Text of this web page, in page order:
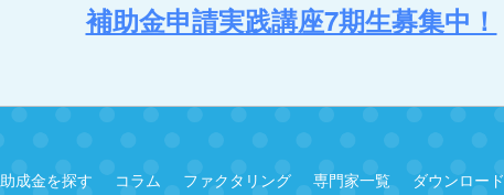
補助金申請実践講座7期生募集中！
助成金を探す コラム ファクタリング 専門家一覧 ダウンロード